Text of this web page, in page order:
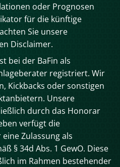
oder Prognosen
für die künftige
Sie unsere
Disclaimer.
bei der BaFin als
registriert. Wir
Kickbacks oder sonstigen
Unsere
durch das Honorar
verfügt die
eine Zulassung als
§ 34d Abs. 1 GewO. Diese
im Rahmen bestehender